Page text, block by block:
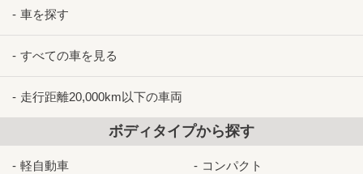
車を探す
すべての車を見る
走行距離20,000km以下の車両
ボディタイプから探す
軽自動車 コンパクト